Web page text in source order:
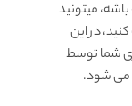
میتونید
در این
شما توسط